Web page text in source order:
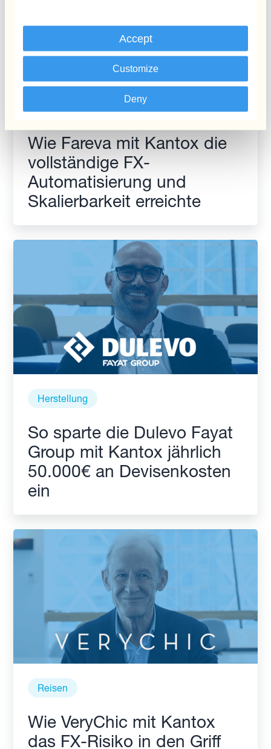
Accept
Customize
Deny
Pharmazeutisch
Wie Fareva mit Kantox die
vollständige FX-
Automatisierung und
Skalierbarkeit erreichte
Herstellung
So sparte die Dulevo Fayat
Group mit Kantox jährlich
50.000€ an Devisenkosten
ein
Reisen
Wie VeryChic mit Kantox
das FX-Risiko in den Griff